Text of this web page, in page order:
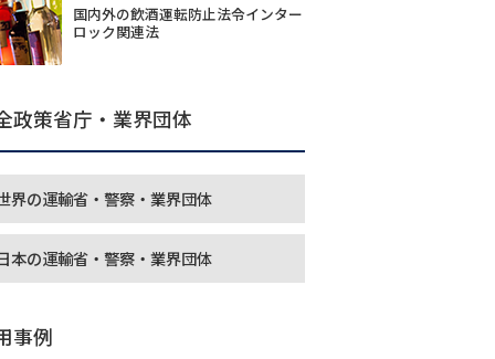
国内外の飲酒運転防止法令インター
ロック関連法
政策省庁・業界団体
界の運輸省・警察・業界団体
本の運輸省・警察・業界団体
事例